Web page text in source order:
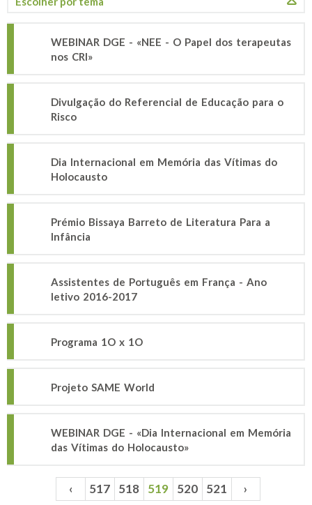
WEBINAR DGE - «NEE - O Papel dos terapeutas
nos CRI»
Divulgação do Referencial de Educação para o
Risco
Dia Internacional em Memória das Vítimas do
Holocausto
Prémio Bissaya Barreto de Literatura Para a
Infância
Assistentes de Português em França - Ano
letivo 2016-2017
Programa 1O x 1O
Projeto SAME World
WEBINAR DGE - «Dia Internacional em Memória
das Vítimas do Holocausto»
Páginas ‹ 517 518 519 520 521 ›